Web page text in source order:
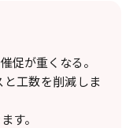
促が重くなる。
工数を削減しま
す。